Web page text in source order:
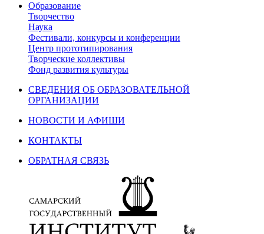
Образование
Творчество
Наука
Фестивали, конкурсы и конференции
Центр прототипирования
Творческие коллективы
Фонд развития культуры
СВЕДЕНИЯ ОБ ОБРАЗОВАТЕЛЬНОЙ
ОРГАНИЗАЦИИ
НОВОСТИ И АФИШИ
КОНТАКТЫ
ОБРАТНАЯ СВЯЗЬ